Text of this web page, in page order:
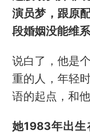
演员梦，跟原
段婚姻没能维系
说白了，他是
重的人，年轻
语的起点，和
她1983年出生